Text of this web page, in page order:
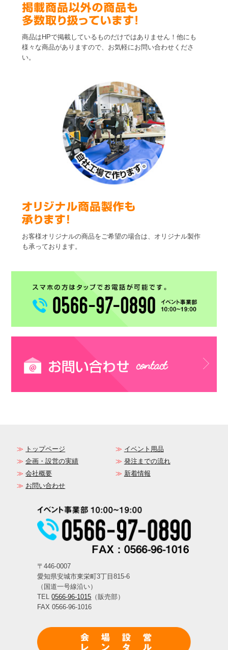
商品はHPで掲載しているものだけではありません！他にも
様々な商品がありますので、お気軽にお問い合わせくださ
い。
お客様オリジナルの商品をご希望の場合は、オリジナル製作
も承っております。
トップページ
イベント用品
企画・設営の実績
発注までの流れ
会社概要
新着情報
お問い合わせ
〒446-0007
愛知県安城市東栄町3丁目815-6
（国道一号線沿い）
TEL0566-96-1015 （販売部）
FAX 0566-96-1016